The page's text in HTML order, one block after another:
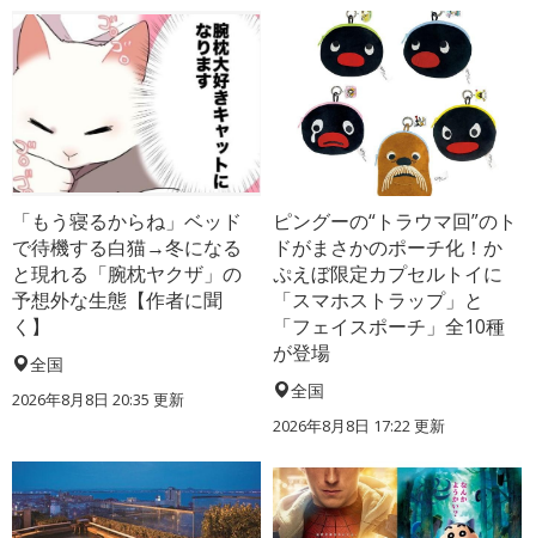
「もう寝るからね」ベッド
で待機する白猫→冬になる
と現れる「腕枕ヤクザ」の
予想外な生態【作者に聞
く】
全国
2026年8月8日 20:35 更新
ピングーの“トラウマ回”のト
ドがまさかのポーチ化！か
ぷえぼ限定カプセルトイに
「スマホストラップ」と
「フェイスポーチ」全10種
が登場
全国
2026年8月8日 17:22更新